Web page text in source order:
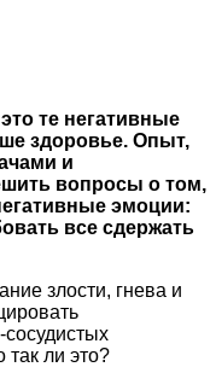
те негативные
здоровье. Опыт,
и
вопросы о том,
эмоции:
все сдержать
злости, гнева и
сосудистых
так ли это?